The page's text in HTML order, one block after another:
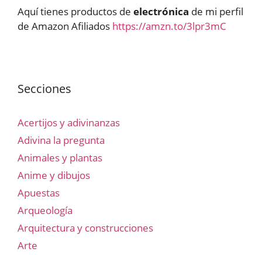
Aquí tienes productos de electrónica de mi perfil
de Amazon Afiliados https://amzn.to/3lpr3mC
Secciones
Acertijos y adivinanzas
Adivina la pregunta
Animales y plantas
Anime y dibujos
Apuestas
Arqueología
Arquitectura y construcciones
Arte